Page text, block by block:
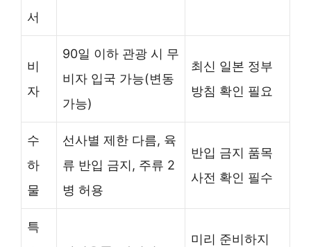
서
비
자
90일 이하 관광 시 무
비자 입국 가능(변동
가능)
최신 일본 정부
방침 확인 필요
수
하
물
선사별 제한 다름, 육
류 반입 금지, 주류 2
병 허용
반입 금지 품목
사전 확인 필수
특
미리 준비하지